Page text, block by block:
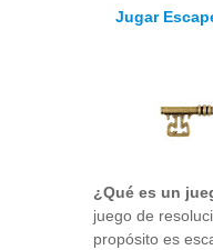
Jugar
¿Qué es un
juego de
propósito es